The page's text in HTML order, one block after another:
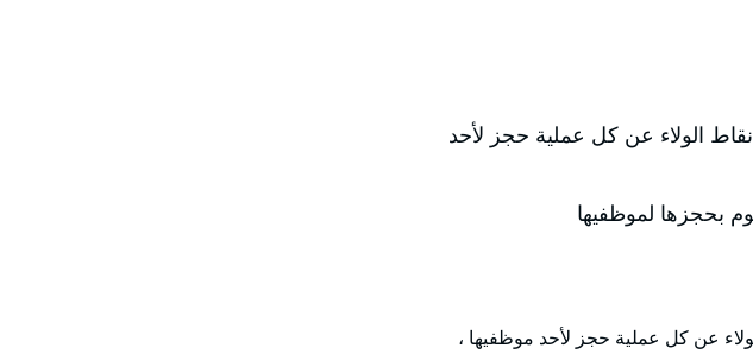
الولاء عن كل عملية حجز لأحد
بحجزها لموظفيها
عن كل عملية حجز لأحد موظفيها ،